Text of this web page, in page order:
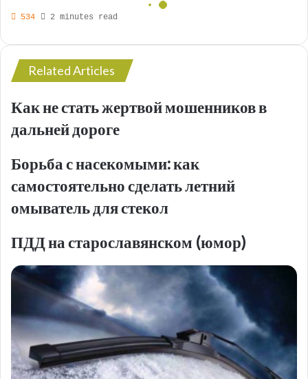
534 2 minutes read
Related Articles
Как не стать жертвой мошенников в
дальней дороге
Борьба с насекомыми: как
самостоятельно сделать летний
омыватель для стекол
ПДД на старославянском (юмор)